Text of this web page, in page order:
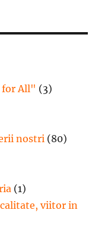
for All" (3)
nostri (80)
(1)
calitate, viitor in